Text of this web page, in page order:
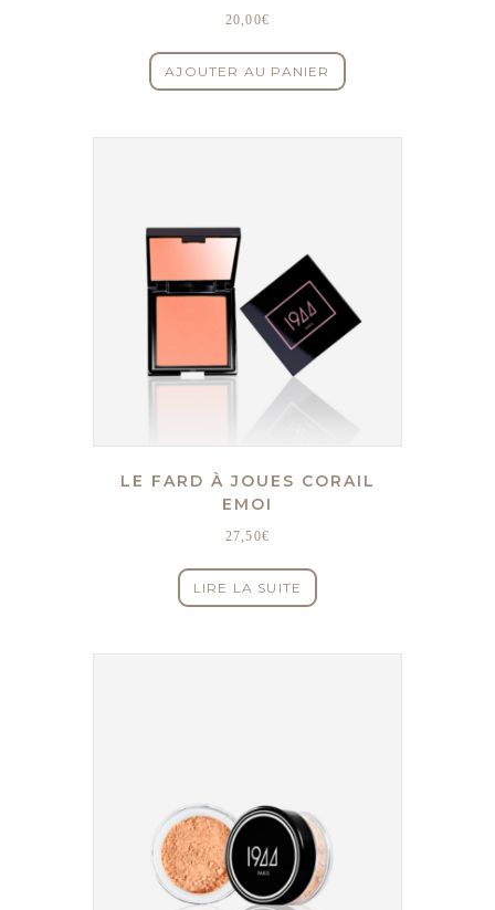
20,00€
AJOUTER AU PANIER
LE FARD À JOUES CORAIL
EMOI
27,50€
LIRE LA SUITE